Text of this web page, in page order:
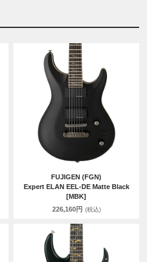
FUJIGEN (FGN)
Expert ELAN EEL-DE Matte Black
[MBK]
226,160円 (税込)